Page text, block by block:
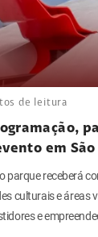
de leitura
em São
parque receberá
culturais e áreas
e